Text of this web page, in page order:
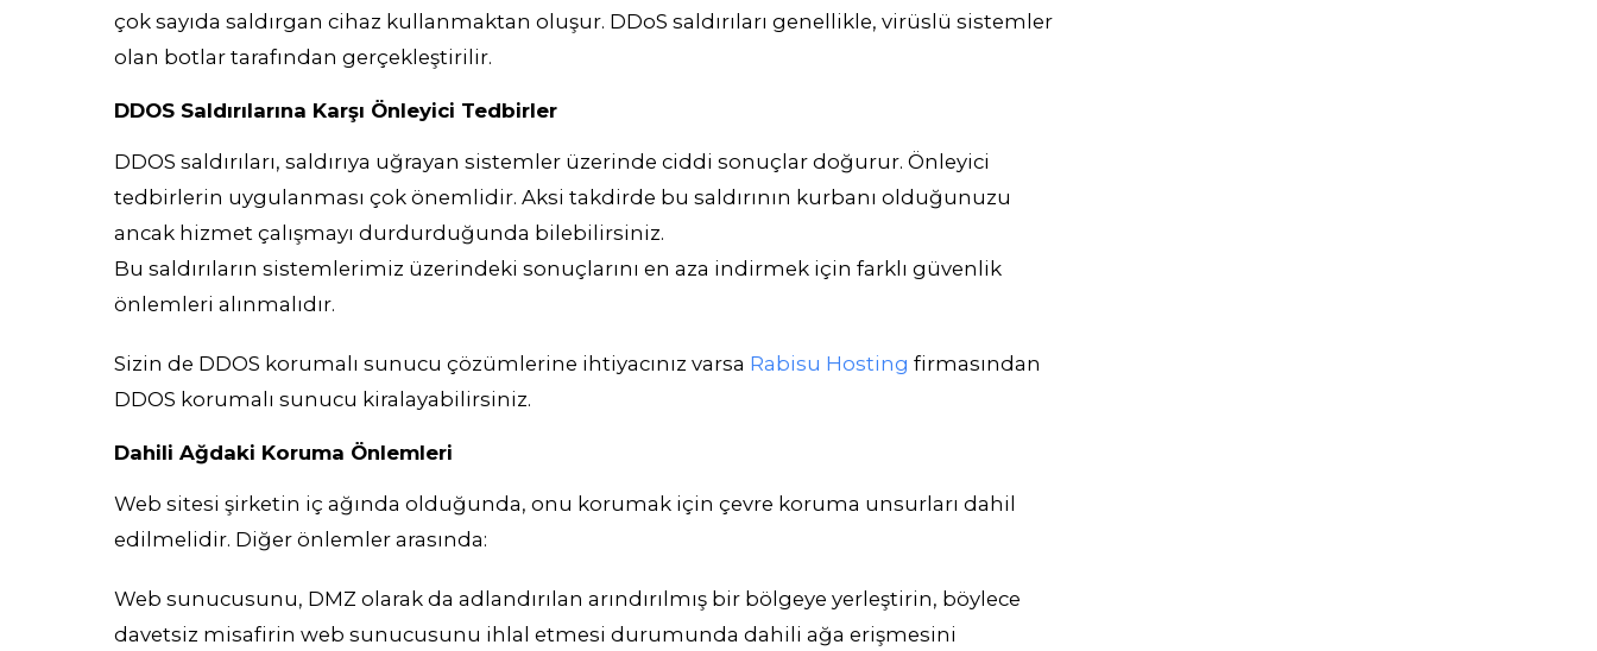
çok sayıda saldırgan cihaz kullanmaktan oluşur. DDoS saldırıları genellikle, virüslü sistemler
olan botlar tarafından gerçekleştirilir.
DDOS Saldırılarına Karşı Önleyici Tedbirler
DDOS saldırıları, saldırıya uğrayan sistemler üzerinde ciddi sonuçlar doğurur. Önleyici
tedbirlerin uygulanması çok önemlidir. Aksi takdirde bu saldırının kurbanı olduğunuzu
ancak hizmet çalışmayı durdurduğunda bilebilirsiniz.
Bu saldırıların sistemlerimiz üzerindeki sonuçlarını en aza indirmek için farklı güvenlik
önlemleri alınmalıdır.
Sizin de DDOS korumalı sunucu çözümlerine ihtiyacınız varsa Rabisu Hosting firmasından
DDOS korumalı sunucu kiralayabilirsiniz.
Dahili Ağdaki Koruma Önlemleri
Web sitesi şirketin iç ağında olduğunda, onu korumak için çevre koruma unsurları dahil
edilmelidir. Diğer önlemler arasında:
Web sunucusunu, DMZ olarak da adlandırılan arındırılmış bir bölgeye yerleştirin, böylece
davetsiz misafirin web sunucusunu ihlal etmesi durumunda dahili ağa erişmesini